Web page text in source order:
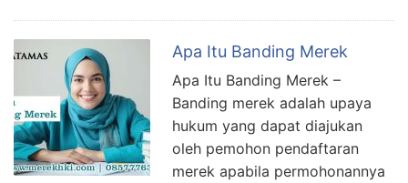
Apa Itu Banding Merek
Apa Itu Banding Merek –
Banding merek adalah upaya
hukum yang dapat diajukan
oleh pemohon pendaftaran
merek apabila permohonannya